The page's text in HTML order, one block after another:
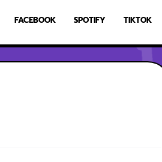
FACEBOOK SPOTIFY TIKTOK